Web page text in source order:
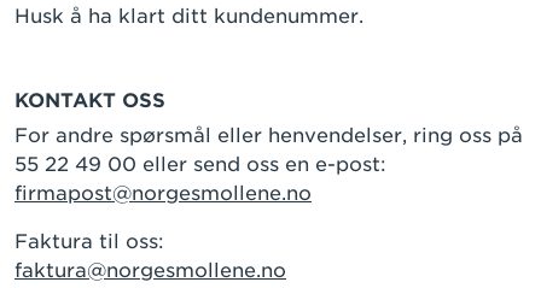
Husk å ha klart ditt kundenummer.
KONTAKT OSS
For andre spørsmål eller henvendelser, ring oss på
55 22 49 00 eller send oss en e-post:
firmapost@norgesmollene.no
Faktura til oss:
faktura@norgesmollene.no